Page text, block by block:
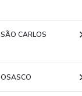
SÃO CARLOS
OSASCO